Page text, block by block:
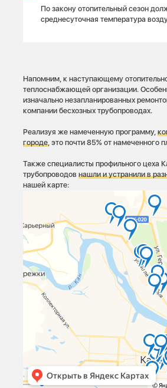
По закону отопительный сезон
среднесуточная температура
Напомним, к наступающему
теплоснабжающей организации.
изначально незапланированных
компании бесхозных трубопроводах.
Реализуя же намеченную программу,
городе, это почти 85% от намеченного
Также специалисты профильного цеха
трубопроводовнашли и устранили в
нашей карте: